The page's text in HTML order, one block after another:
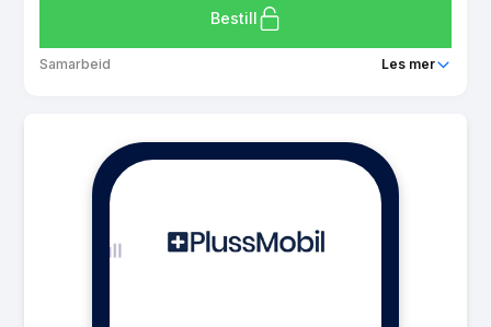
Les mer om PlussMobil 30 GBBestill
Samarbeid Les mer
Ringeminutter Ubegrenset
Ubegrenset